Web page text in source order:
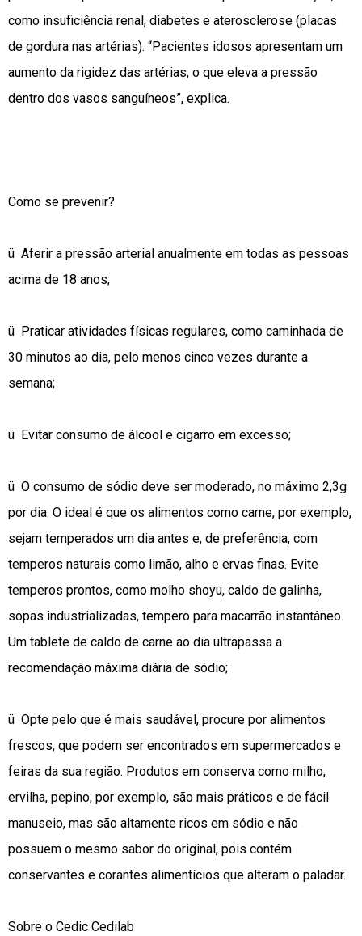
como insuficiência renal, diabetes e aterosclerose (placas
de gordura nas artérias). “Pacientes idosos apresentam um
aumento da rigidez das artérias, o que eleva a pressão
dentro dos vasos sanguíneos”, explica.
Como se prevenir?
ü Aferir a pressão arterial anualmente em todas as pessoas
acima de 18 anos;
ü Praticar atividades físicas regulares, como caminhada de
30 minutos ao dia, pelo menos cinco vezes durante a
semana;
ü Evitar consumo de álcool e cigarro em excesso;
ü O consumo de sódio deve ser moderado, no máximo 2,3g
por dia. O ideal é que os alimentos como carne, por exemplo,
sejam temperados um dia antes e, de preferência, com
temperos naturais como limão, alho e ervas finas. Evite
temperos prontos, como molho shoyu, caldo de galinha,
sopas industrializadas, tempero para macarrão instantâneo.
Um tablete de caldo de carne ao dia ultrapassa a
recomendação máxima diária de sódio;
ü Opte pelo que é mais saudável, procure por alimentos
frescos, que podem ser encontrados em supermercados e
feiras da sua região. Produtos em conserva como milho,
ervilha, pepino, por exemplo, são mais práticos e de fácil
manuseio, mas são altamente ricos em sódio e não
possuem o mesmo sabor do original, pois contém
conservantes e corantes alimentícios que alteram o paladar.
Sobre o Cedic Cedilab